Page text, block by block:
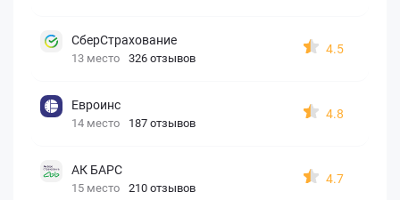
СберСтрахование
13 место 326 отзывов
4.5
Евроинс
14 место 187 отзывов
4.8
АК БАРС
15 место 210 отзывов
4.7